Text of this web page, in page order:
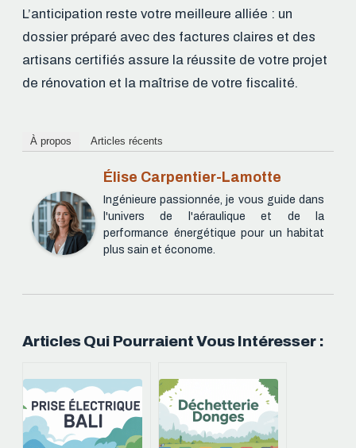
L’anticipation reste votre meilleure alliée : un
dossier préparé avec des factures claires et des
artisans certifiés assure la réussite de votre projet
de rénovation et la maîtrise de votre fiscalité.
À propos Articles récents
Élise Carpentier-Lamotte
Ingénieure passionnée, je vous guide dans
l'univers de l'aéraulique et de la
performance énergétique pour un habitat
plus sain et économe.
Articles Qui Pourraient Vous Intéresser :